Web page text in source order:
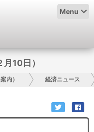
Menu
10日）
内） 経済ニュース